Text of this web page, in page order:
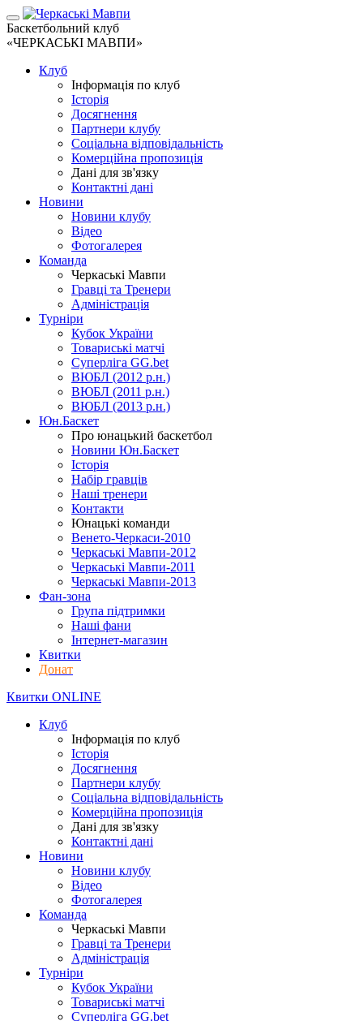
Баскетбольний клуб
«ЧЕРКАСЬКІ МАВПИ»
Клуб
Інформація по клуб
Історія
Досягнення
Партнери клубу
Соціальна відповідальність
Комерційна пропозиція
Дані для зв'язку
Контактні дані
Новини
Новини клубу
Відео
Фотогалерея
Команда
Черкаські Мавпи
Гравці та Тренери
Адміністрація
Турніри
Кубок України
Товариські матчі
Суперліга GG.bet
ВЮБЛ (2012 р.н.)
ВЮБЛ (2011 р.н.)
ВЮБЛ (2013 р.н.)
Юн.Баскет
Про юнацький баскетбол
Новини Юн.Баскет
Історія
Набір гравців
Наші тренери
Контакти
Юнацькі команди
Венето-Черкаси-2010
Черкаські Мавпи-2012
Черкаські Мавпи-2011
Черкаські Мавпи-2013
Фан-зона
Група підтримки
Наші фани
Інтернет-магазин
Квитки
Донат
Квитки ONLINE
Клуб
Інформація по клуб
Історія
Досягнення
Партнери клубу
Соціальна відповідальність
Комерційна пропозиція
Дані для зв'язку
Контактні дані
Новини
Новини клубу
Відео
Фотогалерея
Команда
Черкаські Мавпи
Гравці та Тренери
Адміністрація
Турніри
Кубок України
Товариські матчі
Суперліга GG.bet